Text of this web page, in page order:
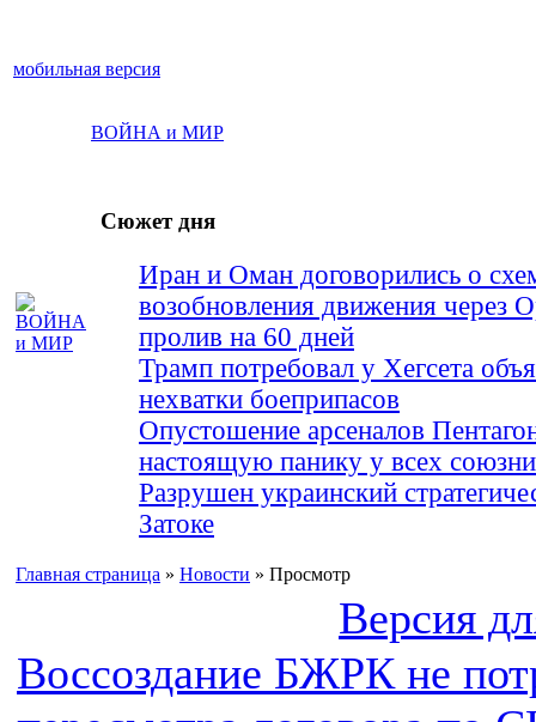
мобильная версия
ВОЙНА и МИР
Сюжет дня
Иран и Оман договорились о
возобновления движения через
пролив на 60 дней
Трамп потребовал у Хегсета
нехватки боеприпасов
Опустошение арсеналов
настоящую панику у всех
Разрушен украинский
Затоке
Главная страница » Новости » Просмотр
Версия
Воссоздание БЖРК не